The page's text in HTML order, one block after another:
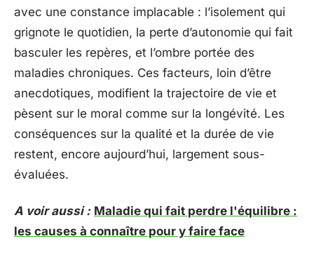
avec une constance implacable : l’isolement qui
grignote le quotidien, la perte d’autonomie qui fait
basculer les repères, et l’ombre portée des
maladies chroniques. Ces facteurs, loin d’être
anecdotiques, modifient la trajectoire de vie et
pèsent sur le moral comme sur la longévité. Les
conséquences sur la qualité et la durée de vie
restent, encore aujourd’hui, largement sous-
évaluées.
A voir aussi : Maladie qui fait perdre l'équilibre :
les causes à connaître pour y faire face